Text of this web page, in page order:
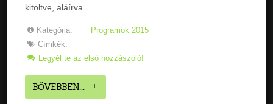
kitöltve, aláírva.
Kategória:
Programok 2015
Címkék:
Legyél te az első hozzászóló!
BŐVEBBEN...